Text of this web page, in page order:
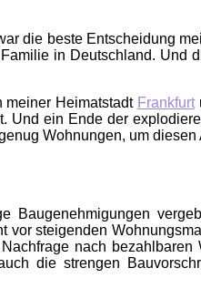
die beste Entscheidung
in Deutschland. Und
meiner Heimatstadt Frankfurt
Und ein Ende der
Wohnungen, um diesen
Baugenehmigungen
vor steigenden
nach bezahlbaren
die strengen